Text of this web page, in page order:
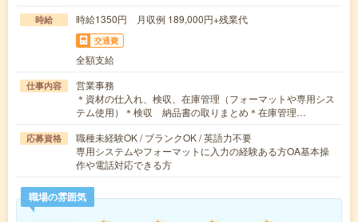
時給 時給1350円 月収例 189,000円+残業代
交通費
全額支給
仕事内容
営業事務
＊資材の仕入れ、検収、在庫管理（フォーマットや専用シス
テム使用）＊検収 納品書の取りまとめ＊在庫管理…
応募資格
職種未経験OK / ブランクOK / 英語力不要
専用システムやフォーマットに入力の経験ある方OA基本操
作や電話対応できる方
職場の雰囲気